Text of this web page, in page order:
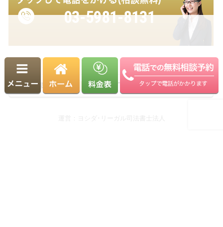
03-5981-8131
受付時間 9:00～18:00（平日）
※土日・祝日も相談可能（要予約）
運営：ヨシダ･リーガル司法書士法人